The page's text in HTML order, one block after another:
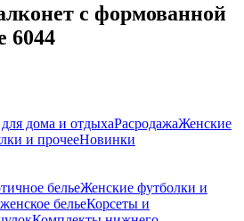
с формованной
6044
дома и отдыхаРасродажаЖенские
и прочееНовинки
бельеЖенские футболки и
бельеКорсеты и